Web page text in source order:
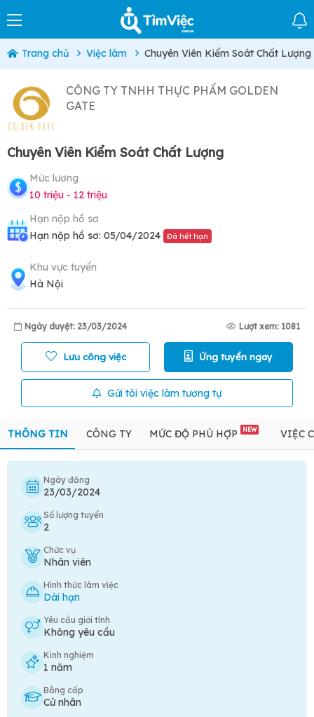
Trang chủ Việc làm Chuyên Viên Kiểm Soát Chất Lượng
CÔNG TY TNHH THỰC PHẨM GOLDEN
GATE
Chuyên Viên Kiểm Soát Chất Lượng
Mức lương
10 triệu - 12 triệu
Hạn nộp hồ sơ
Hạn nộp hồ sơ: 05/04/2024
Đã hết hạn
Khu vực tuyển
Hà Nội
Ngày duyệt: 23/03/2024 Lượt xem: 1081
Lưu công việc Ứng tuyển ngay
Gửi tôi việc làm tương tự
THÔNG TIN CÔNG TY MỨC ĐỘ PHÙ HỢP NEW VIỆC
Ngày đăng
23/03/2024
Số lượng tuyển
2
Chức vụ
Nhân viên
Hình thức làm việc
Dài hạn
Yêu cầu giới tính
Không yêu cầu
Kinh nghiệm
1 năm
Bằng cấp
Cử nhân